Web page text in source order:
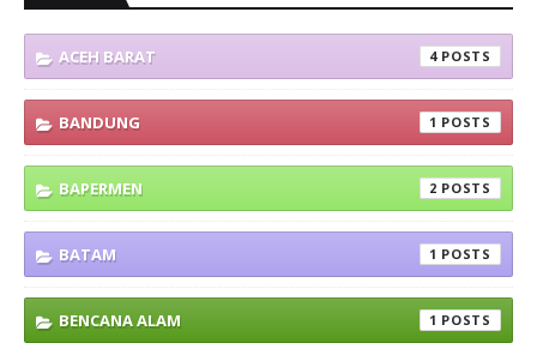
ACEH BARAT 4
BANDUNG 1
BAPERMEN 2
BATAM 1
BENCANA ALAM 1